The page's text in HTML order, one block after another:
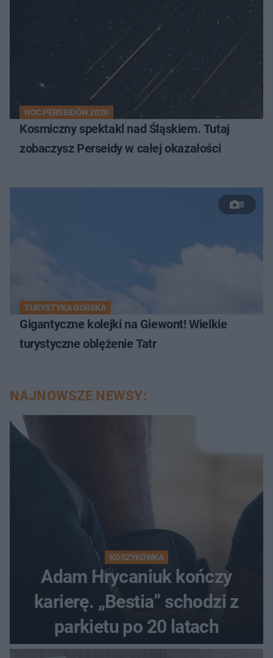
NOC PERSEIDÓW 2026
Kosmiczny spektakl nad Śląskiem. Tutaj
zobaczysz Perseidy w całej okazałości
8
TURYSTYKA GÓRSKA
Gigantyczne kolejki na Giewont! Wielkie
turystyczne oblężenie Tatr
NAJNOWSZE NEWSY:
KOSZYKÓWKA
Adam Hrycaniuk kończy
karierę. „Bestia” schodzi z
parkietu po 20 latach